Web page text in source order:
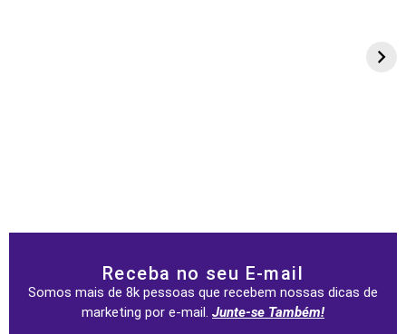
Receba no seu E-mail
Somos mais de 8k pessoas que recebem nossas dicas de
marketing por e-mail. Junte-se Também!